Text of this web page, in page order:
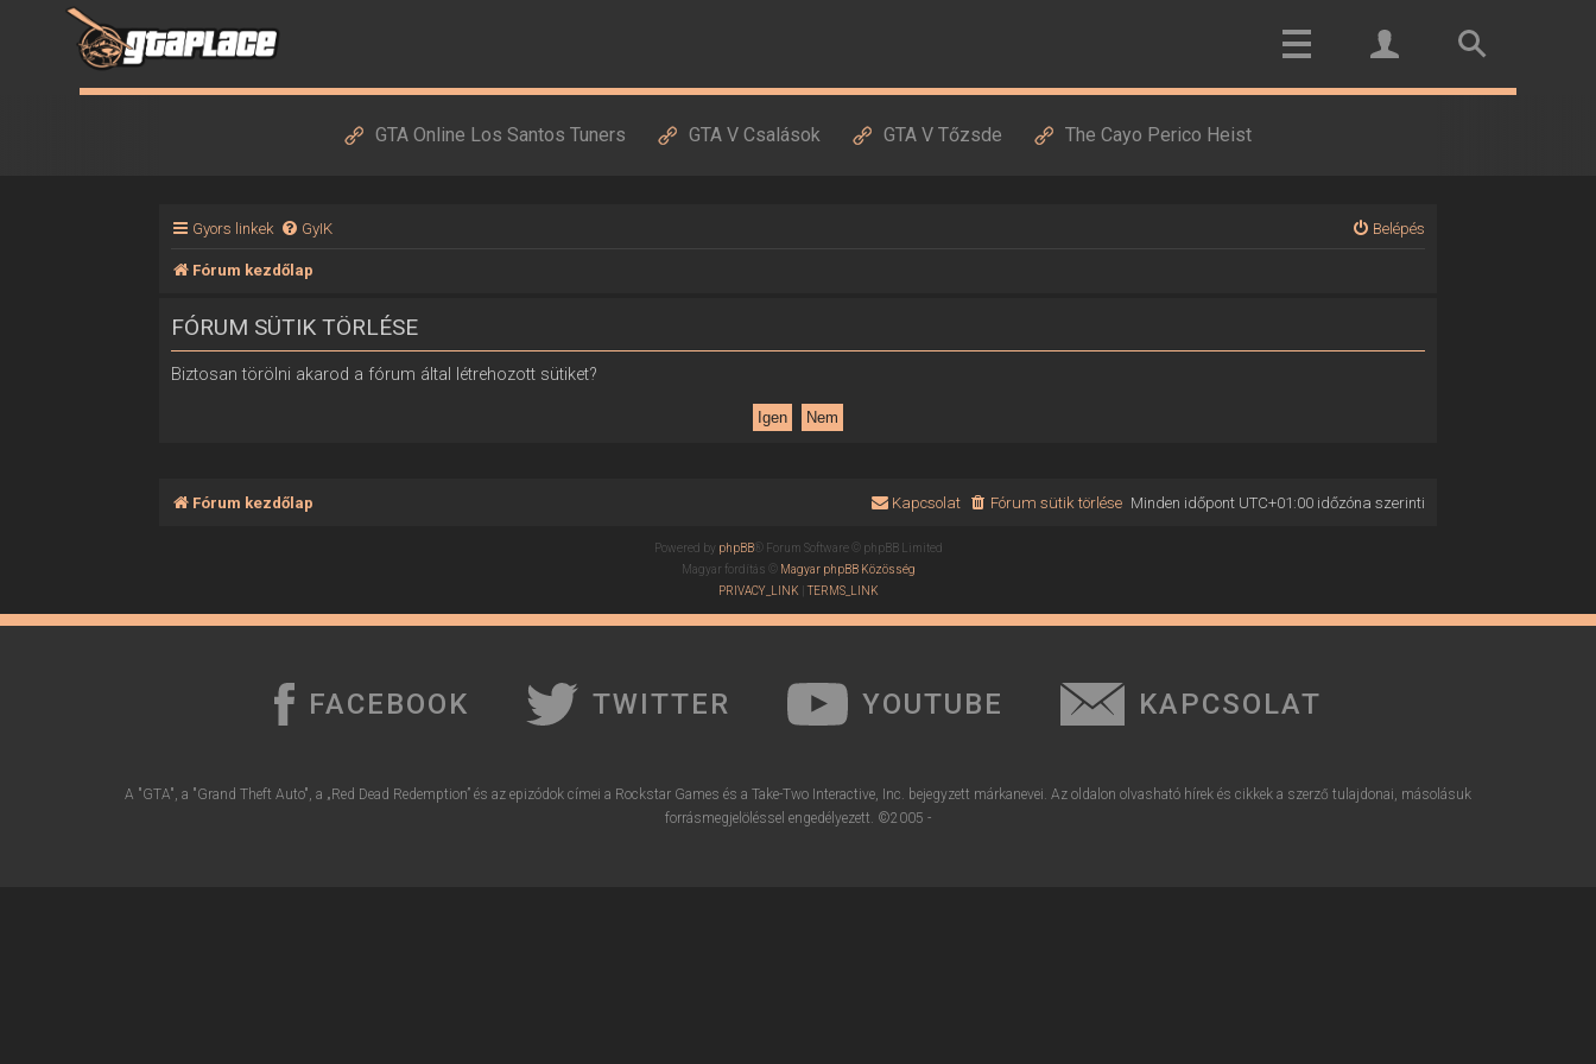
GTA Online Los Santos Tuners GTA V Csalások GTA V Tőzsde The Cayo Perico Heist
Gyors linkek GyIK Belépés
Fórum kezdőlap
FÓRUM SÜTIK TÖRLÉSE
Biztosan törölni akarod a fórum által létrehozott sütiket?
Fórum kezdőlap Minden időpont UTC+01:00időzóna szerinti
Fórum sütik törlése
Kapcsolat
Powered by phpBB® Forum Software © phpBB Limited
Magyar fordítás © Magyar phpBB Közösség
PRIVACY_LINK |TERMS_LINK
FACEBOOK TWITTER YOUTUBE KAPCSOLAT
A "GTA", a "Grand Theft Auto", a „Red Dead Redemption” és az epizódok címei a Rockstar Games és a Take-Two Interactive, Inc. bejegyzett márkanevei. Az oldalon olvasható hírek és cikkek a szerző tulajdonai, másolásuk
forrásmegjelöléssel engedélyezett. ©2005 -